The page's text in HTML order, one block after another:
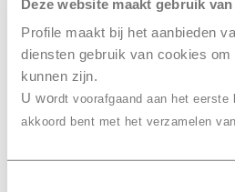
Deze website maakt gebruik
Profile maakt bij het aanbieden
diensten gebruik van cookies
kunnen zijn.
U wordt voorafgaand aan het
akkoord bent met het verzamelen